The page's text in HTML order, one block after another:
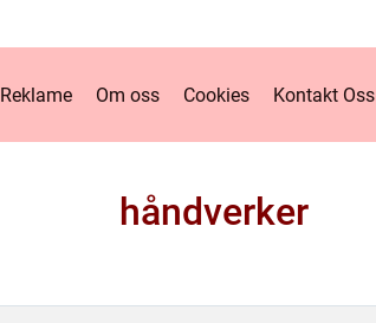
Reklame Om oss Cookies Kontakt Oss
håndverker